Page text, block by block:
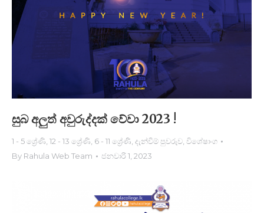
සුබ අලුත් අවුරුද්දක් වේවා 2023 !
1 - 5 ශ්‍රේණි 12 - 13 ශ්‍රේණි 6 - 11 ශ්‍රේණි දැන්වීම් පුවරුව විශේෂාංග
By Rahula Web Team ජනවාරි 1, 2023